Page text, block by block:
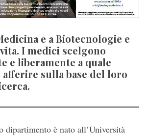
e a Biotecnologie e
I medici scelgono
e liberamente a quale
sulla base del loro
dipartimento è nato all’Università